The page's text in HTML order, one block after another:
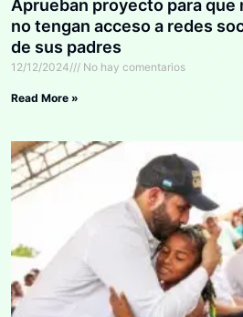
Aprueban proyecto para que
no tengan acceso a redes
de sus padres
12/12/2024 No hay comentarios
Read More »